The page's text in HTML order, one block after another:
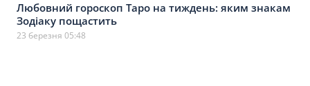
Любовний гороскоп Таро на тиждень: яким знакам
Зодіаку пощастить
23 березня 05:48